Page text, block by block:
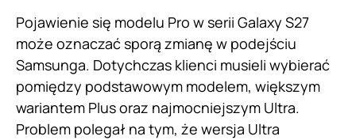
Pojawienie się modelu Pro w serii Galaxy S27
może oznaczać sporą zmianę w podejściu
Samsunga. Dotychczas klienci musieli wybierać
pomiędzy podstawowym modelem, większym
wariantem Plus oraz najmocniejszym Ultra.
Problem polegał na tym, że wersja Ultra